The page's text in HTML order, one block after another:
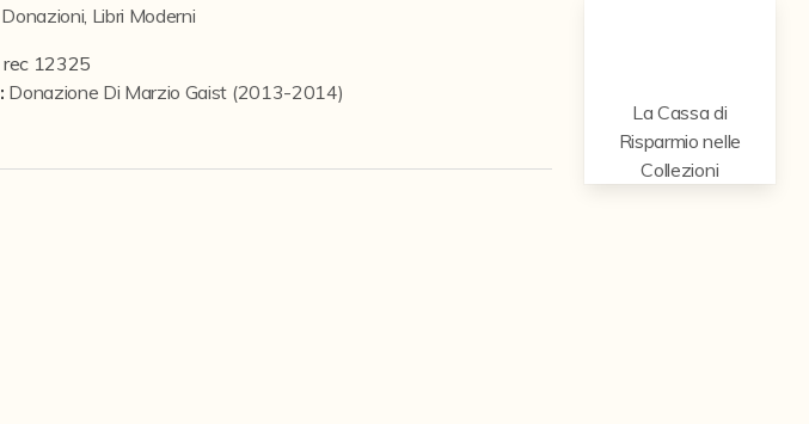
Donazioni, Libri Moderni
rec 12325
: Donazione Di Marzio Gaist (2013-2014)
La Cassa di
Risparmio nelle
Collezioni